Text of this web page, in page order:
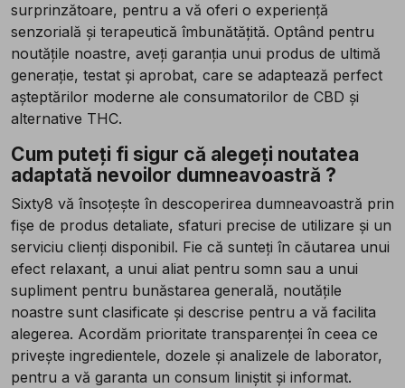
surprinzătoare, pentru a vă oferi o experiență
senzorială și terapeutică îmbunătățită. Optând pentru
noutățile noastre, aveți garanția unui produs de ultimă
generație, testat și aprobat, care se adaptează perfect
așteptărilor moderne ale consumatorilor de CBD și
alternative THC.
Cum puteți fi sigur că alegeți noutatea
adaptată nevoilor dumneavoastră ?
Sixty8 vă însoțește în descoperirea dumneavoastră prin
fișe de produs detaliate, sfaturi precise de utilizare și un
serviciu clienți disponibil. Fie că sunteți în căutarea unui
efect relaxant, a unui aliat pentru somn sau a unui
supliment pentru bunăstarea generală, noutățile
noastre sunt clasificate și descrise pentru a vă facilita
alegerea. Acordăm prioritate transparenței în ceea ce
privește ingredientele, dozele și analizele de laborator,
pentru a vă garanta un consum liniștit și informat.